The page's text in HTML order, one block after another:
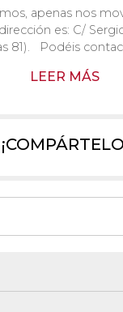
apenas nos
es: C/
81). Podéis
LEER MÁS